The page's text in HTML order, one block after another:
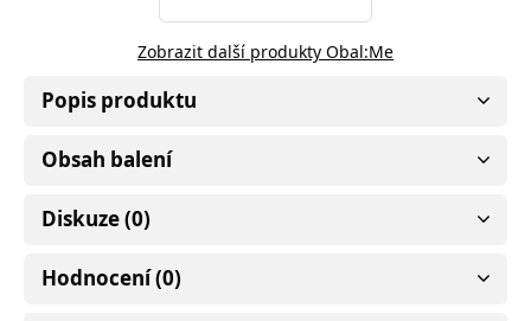
Zobrazit další produkty Obal:Me
Popis produktu
Obsah balení
Diskuze (0)
Hodnocení (0)